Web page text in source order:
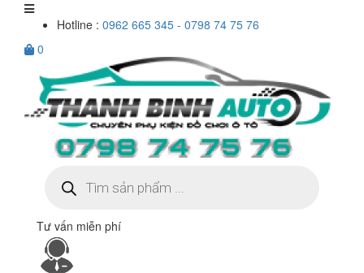
Hotline : 0962 665 345 - 0798 74 75 76
0
kiếm
sản
Tư vấn miễn phí